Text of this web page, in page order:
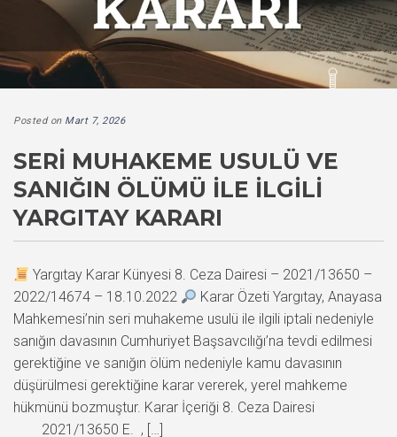
Posted on Mart 7, 2026
SERI MUHAKEME USULÜ VE
SANIĞIN ÖLÜMÜ İLE İLGILI
YARGITAY KARARI
Yargıtay Karar Künyesi 8. Ceza Dairesi – 2021/13650 –
2022/14674 – 18.10.2022
Karar Özeti Yargıtay, Anayasa
Mahkemesi’nin seri muhakeme usulü ile ilgili iptali nedeniyle
sanığın davasının Cumhuriyet Başsavcılığı’na tevdi edilmesi
gerektiğine ve sanığın ölüm nedeniyle kamu davasının
düşürülmesi gerektiğine karar vererek, yerel mahkeme
hükmünü bozmuştur. Karar İçeriği 8. Ceza Dairesi
2021/13650 E. , […]